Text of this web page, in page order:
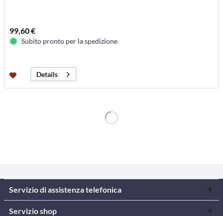
99,60 €
Subito pronto per la spedizione
Details
Servizio di assistenza telefonica
Servizio shop